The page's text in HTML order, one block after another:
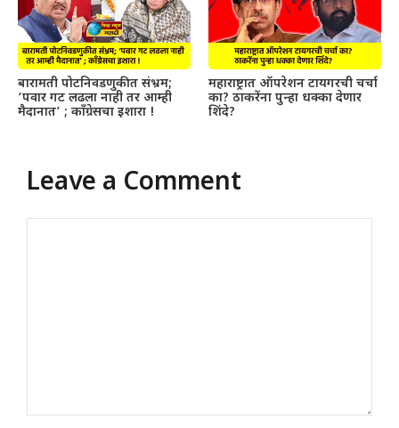
बारामती पोटनिवडणुकीत संभ्रम;
‘पवार गट लढला नाही तर आम्ही
मैदानात’ ; काँग्रेसचा इशारा !
महाराष्ट्रात ऑपरेशन टायगरची चर्चा
का? ठाकरेंना पुन्हा धक्का देणार
शिंदे?
Leave a Comment